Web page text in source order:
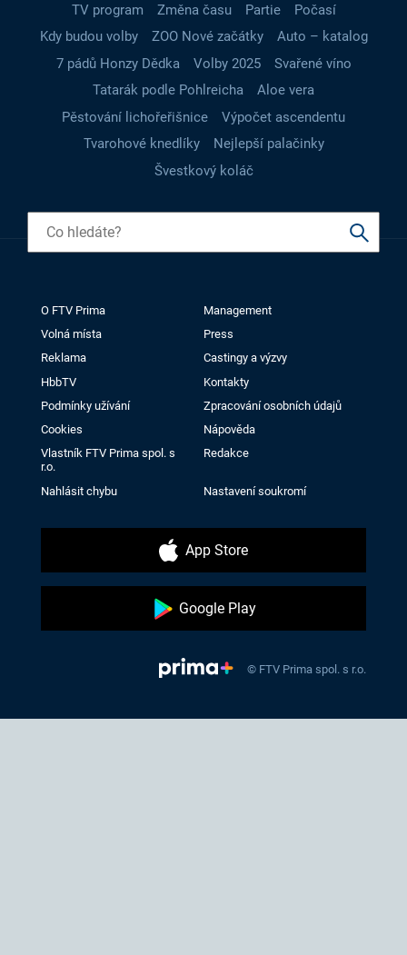
TV program
Změna času Partie
Počasí
Kdy budou volby
ZOO Nové začátky
Auto – katalog
7 pádů Honzy Dědka
Volby 2025
Svařené víno
Tatarák podle Pohlreicha
Aloe vera
Pěstování lichořeřišnice
Výpočet ascendentu
Tvarohové knedlíky
Nejlepší palačinky
Švestkový koláč
O FTV Prima
Management
Volná místa
Press
Reklama
Castingy a výzvy
HbbTV
Kontakty
Podmínky užívání
Zpracování osobních údajů
Cookies
Nápověda
Vlastník FTV Prima spol. s
r.o.
Redakce
Nahlásit chybu Nastavení soukromí
App Store
Google Play
© FTV Prima spol. s r.o.